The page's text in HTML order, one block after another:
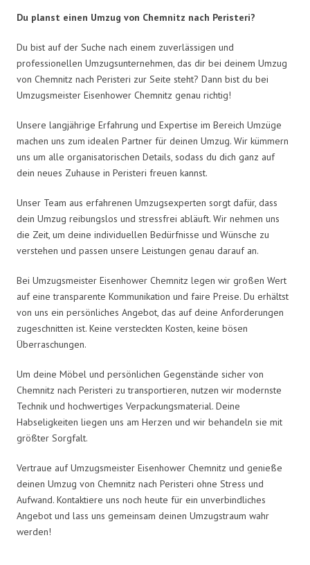
Du planst einen Umzug von Chemnitz nach Peristeri?
Du bist auf der Suche nach einem zuverlässigen und
professionellen Umzugsunternehmen, das dir bei deinem Umzug
von Chemnitz nach Peristeri zur Seite steht? Dann bist du bei
Umzugsmeister Eisenhower Chemnitz genau richtig!
Unsere langjährige Erfahrung und Expertise im Bereich Umzüge
machen uns zum idealen Partner für deinen Umzug. Wir kümmern
uns um alle organisatorischen Details, sodass du dich ganz auf
dein neues Zuhause in Peristeri freuen kannst.
Unser Team aus erfahrenen Umzugsexperten sorgt dafür, dass
dein Umzug reibungslos und stressfrei abläuft. Wir nehmen uns
die Zeit, um deine individuellen Bedürfnisse und Wünsche zu
verstehen und passen unsere Leistungen genau darauf an.
Bei Umzugsmeister Eisenhower Chemnitz legen wir großen Wert
auf eine transparente Kommunikation und faire Preise. Du erhältst
von uns ein persönliches Angebot, das auf deine Anforderungen
zugeschnitten ist. Keine versteckten Kosten, keine bösen
Überraschungen.
Um deine Möbel und persönlichen Gegenstände sicher von
Chemnitz nach Peristeri zu transportieren, nutzen wir modernste
Technik und hochwertiges Verpackungsmaterial. Deine
Habseligkeiten liegen uns am Herzen und wir behandeln sie mit
größter Sorgfalt.
Vertraue auf Umzugsmeister Eisenhower Chemnitz und genieße
deinen Umzug von Chemnitz nach Peristeri ohne Stress und
Aufwand. Kontaktiere uns noch heute für ein unverbindliches
Angebot und lass uns gemeinsam deinen Umzugstraum wahr
werden!